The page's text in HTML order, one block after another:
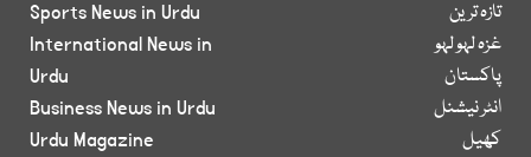
تازہ ترین
غزہ لہو لہو
پاکستان
انٹر نیشنل
کھیل
Sports News in Urdu
International News in
Urdu
Business News in Urdu
Urdu Magazine